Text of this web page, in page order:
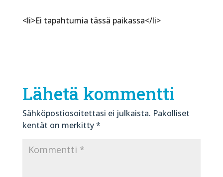
<li>Ei tapahtumia tässä paikassa</li>
Lähetä kommentti
Sähköpostiosoitettasi ei julkaista. Pakolliset
kentät on merkitty*